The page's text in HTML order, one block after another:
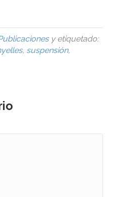
y etiquetado:
, suspensión,